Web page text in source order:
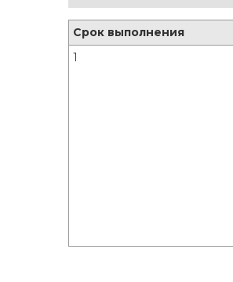
Срок выполнения
1